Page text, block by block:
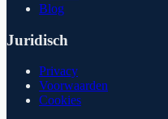
Blog
Juridisch
Privacy
Voorwaarden
Cookies